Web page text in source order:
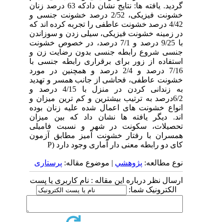
گردید. یافته ها: نتایج نشان دادکه 63 درصد زنان
خشونت فیزیکی، 2/52 درصد خشونت جنسی و
4/42 درصد خشونت عاطفی را تجربه کرده اند که
در زمینه خشونت فیزیکی، سیلی زدن و سوزاندن
با 9/25 درصد و 7/1 درصد، در خصوص خشونت
جنسی شروع رابطه جنسی بدون رضایت زن و
استفاده از زور برای برقراری رابطه جنسی با
7/16 درصد و 2/4 درصد و همچنین در مورد
خشونت عاطفی، فحاشی از جانب همسر و تهدید
به زندانی کردن در منزل با 4/15 درصد و
6/2درصد به ترتیب بیشترین و کم ترین میزان و
انواع خشونت های اعمال شده علیه زنان بوده
اند. دیگر یافته ها نشان داد که بین میزان
تحصیلات، سکونت در شهر و نسبت فامیلی
همسران با رفتار خشونت آمیز مطابق آزمون
کای دو رابطه معنی دار آماری وجود دارد (P
نوع مطالعه:پژوهشي| موضوع مقاله:پرستاری
ارسال نظر درباره این مقاله : نام کاربری یا پست
الکترونیک شما: